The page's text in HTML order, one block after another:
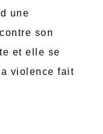
une
son
et elle se
violence fait